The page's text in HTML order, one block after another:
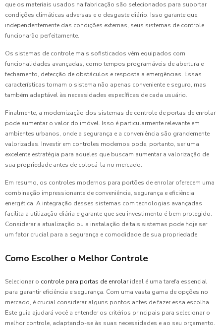
que os materiais usados na fabricação são selecionados para suportar
condições climáticas adversas e o desgaste diário. Isso garante que,
independentemente das condições externas, seus sistemas de controle
funcionarão perfeitamente.
Os sistemas de controle mais sofisticados vêm equipados com
funcionalidades avançadas, como tempos programáveis de abertura e
fechamento, detecção de obstáculos e resposta a emergências. Essas
características tornam o sistema não apenas conveniente e seguro, mas
também adaptável às necessidades específicas de cada usuário.
Finalmente, a modernização dos sistemas de controle de portas de enrolar
pode aumentar o valor do imóvel. Isso é particularmente relevante em
ambientes urbanos, onde a segurança e a conveniência são grandemente
valorizadas. Investir em controles modernos pode, portanto, ser uma
excelente estratégia para aqueles que buscam aumentar a valorização de
sua propriedade antes de colocá-la no mercado.
Em resumo, os controles modernos para portões de enrolar oferecem uma
combinação impressionante de conveniência, segurança e eficiência
energética. A integração desses sistemas com tecnologias avançadas
facilita a utilização diária e garante que seu investimento é bem protegido.
Considerar a atualização ou a instalação de tais sistemas pode hoje ser
um fator crucial para a segurança e comodidade de sua propriedade.
Como Escolher o Melhor Controle
Selecionar o controle para portas de enrolarideal é uma tarefa essencial
para garantir eficiência e segurança. Com uma vasta gama de opções no
mercado, é crucial considerar alguns pontos antes de fazer essa escolha.
Este guia ajudará você a entender os critérios principais para selecionar o
melhor controle, adaptando-se às suas necessidades e ao seu orçamento.